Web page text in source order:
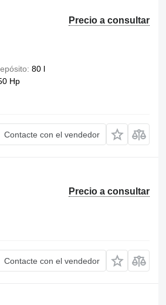
Precio a consultar
80 l
Hp
Contacte con el vendedor
Precio a consultar
Contacte con el vendedor